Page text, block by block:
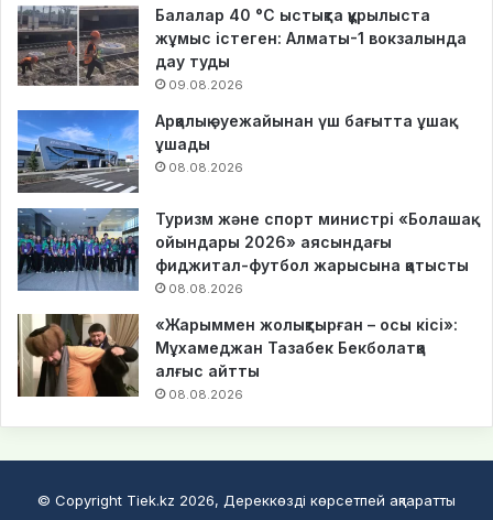
Балалар 40 °C ыстықта құрылыста
жұмыс істеген: Алматы-1 вокзалында
дау туды
09.08.2026
Арқалық әуежайынан үш бағытта ұшақ
ұшады
08.08.2026
Туризм және спорт министрі «Болашақ
ойындары 2026» аясындағы
фиджитал-футбол жарысына қатысты
08.08.2026
«Жарыммен жолықтырған – осы кісі»:
Мұхамеджан Тазабек Бекболатқа
алғыс айтты
08.08.2026
© Copyright Tiek.kz 2026, Дереккөзді көрсетпей ақпаратты